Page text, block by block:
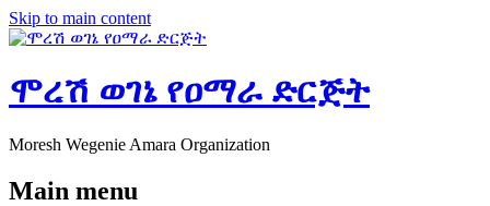
Skip to main content
ሞረሽ ወገኔ የዐማራ ድርጅት
Moresh Wegenie Amara Organization
Main menu